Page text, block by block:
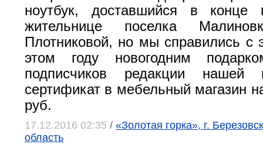
ноутбук, доставшийся в конце
жительнице поселка
Плотниковой, но мы справились с
этом году новогодним
подписчиков редакции нашей
сертификат в мебельный магазин
руб.
17.12.2016 02:35 / «Золотая горка», г.
область